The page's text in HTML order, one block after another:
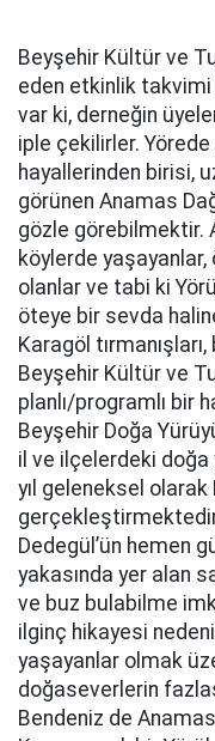
Beyşehir Kültür ve
eden etkinlik takvimi
var ki, derneğin
iple çekilirler.
hayallerinden birisi,
görünen Anamas
gözle görebilmektir.
köylerde yaşayanlar,
olanlar ve tabi ki
öteye bir sevda
Karagöl
Beyşehir Kültür ve
planlı/programlı bir
Beyşehir Doğa
il ve ilçelerdeki doğa
yıl geleneksel olarak
Dedegül’ün hemen
yakasında yer alan
ve buz bulabilme
ilginç hikayesi
yaşayanlar olmak
doğaseverlerin
Bendeniz de